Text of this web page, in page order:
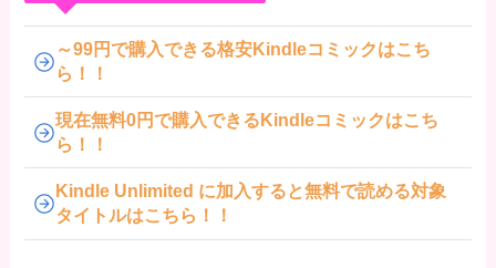
～99円で購入できる格安Kindleコミックはこち
ら！！
現在無料0円で購入できるKindleコミックはこち
ら！！
Kindle Unlimited に加入すると無料で読める対象
タイトルはこちら！！